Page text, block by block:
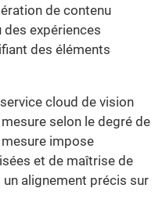
de contenu
expériences
des éléments
cloud de vision
selon le degré de
mesure impose
et de maîtrise de
un alignement précis sur